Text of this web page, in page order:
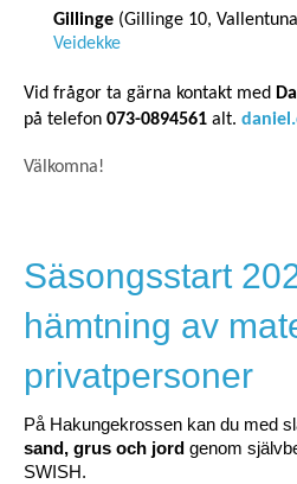
Gillinge (Gillinge 10,
Veidekke
Vid frågor ta gärna kontakt med
på telefon 073-0894561 alt.
Välkomna!
Säsongsstart
hämtning av
privatpersoner
På Hakungekrossen kan du med
sand, grus och jord genom
SWISH.